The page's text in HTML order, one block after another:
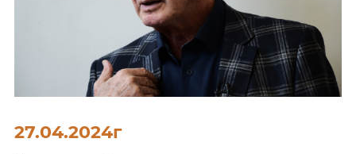
27.04.2024г